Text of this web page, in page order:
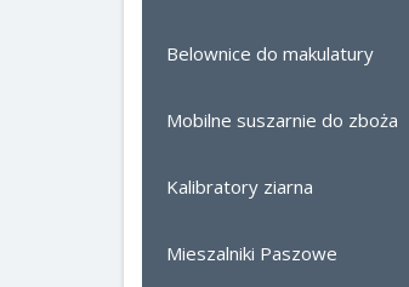
Belownice do makulatury
Mobilne suszarnie do zboża
Kalibratory ziarna
Mieszalniki Paszowe